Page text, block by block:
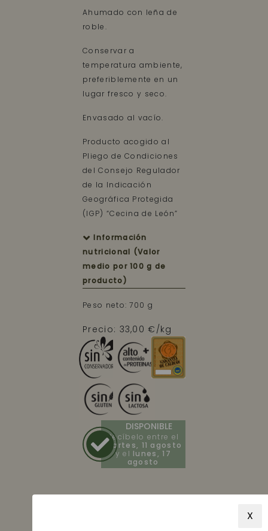
Ahumado con leña de
roble.
Conservar a
temperatura ambiente,
preferiblemente en un
lugar fresco y seco.
Envasado al vacío.
Producto acogido al
Pliego de Condiciones
del Consejo Regulador
de la Indicación
Geográfica Protegida
(IGP) “Cecina de León”
Información
nutricional (Valor
medio por 100 g de
producto)
Peso neto: 700 g
Precio: 33,00 €/kg
DISPONIBLE
Recíbelo entre el
martes, 11 agosto
y el lunes, 17
agosto
X